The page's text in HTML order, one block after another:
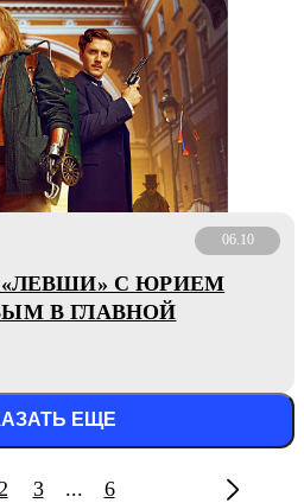
06.10
С ЮРИЕМ
В ГЛАВНОЙ
ЕЩЕ
3 ... 6